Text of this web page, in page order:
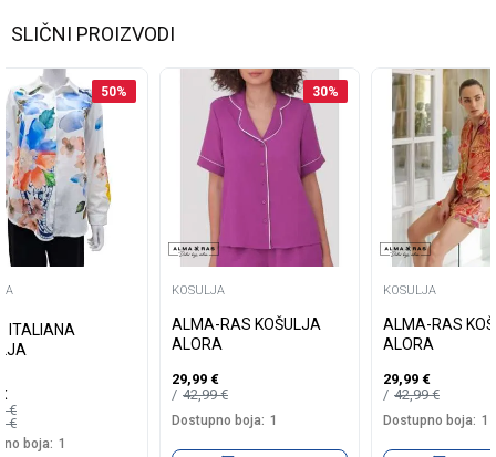
SLIČNI PROIZVODI
50%
ITALIANA
€
€
€
boja: 1
30%
KOSULJA
ALMA-RAS KOŠULJA
ALORA
29,99 €
42,99€
Dostupno boja: 1
KOSULJA
ALMA-RAS
ALORA
29,99 €
42,99€
Dostupno boja: 1